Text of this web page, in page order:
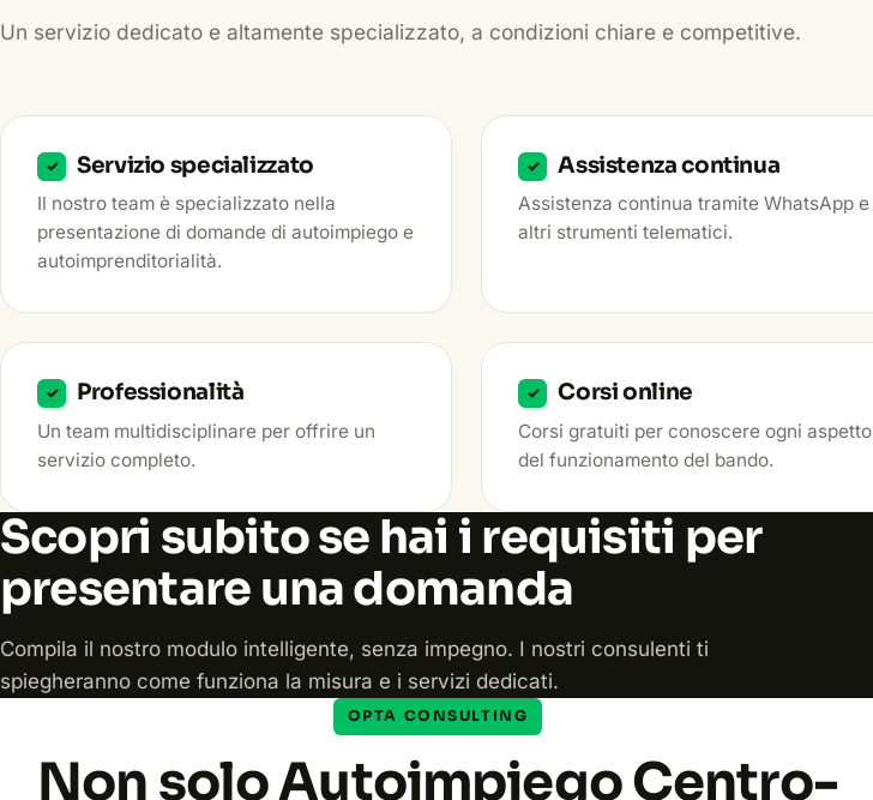
Un servizio dedicato e altamente specializzato, a condizioni chiare e competitive.
✓ Servizio specializzato
Il nostro team è specializzato nella
presentazione di domande di autoimpiego e
autoimprenditorialità.
✓ Assistenza continua
Assistenza continua tramite WhatsApp e
altri strumenti telematici.
✓ Professionalità
Un team multidisciplinare per offrire un
servizio completo.
✓ Corsi online
Corsi gratuiti per conoscere ogni aspetto
del funzionamento del bando.
Scopri subito se hai i requisiti per
presentare una domanda
Compila il nostro modulo intelligente, senza impegno. I nostri consulenti ti
spiegheranno come funziona la misura e i servizi dedicati.
OPTA CONSULTING
Non solo Autoimpiego Centro-